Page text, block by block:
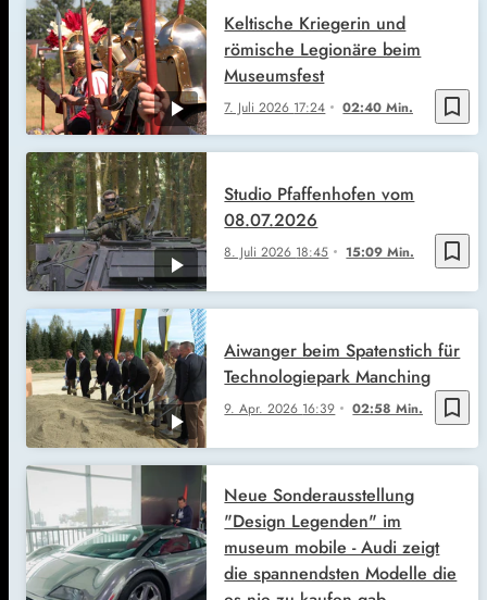
bookmark_border
7. Juli 2026 17:24 02:40 Min.
Keltische Kriegerin und
römische Legionäre beim
Museumsfest
bookmark_border
8. Juli 2026 18:45 15:09 Min.
Studio Pfaffenhofen vom
08.07.2026
bookmark_border
9. Apr. 2026 16:39 02:58 Min.
Aiwanger beim Spatenstich für
Technologiepark Manching
Neue Sonderausstellung
"Design Legenden" im
museum mobile - Audi zeigt
die spannendsten Modelle die